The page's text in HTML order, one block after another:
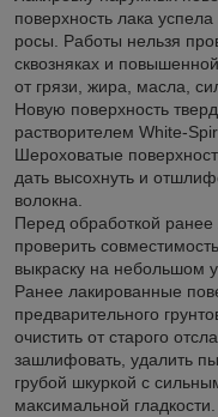
поверхность лака
росы. Работы нельзя
сквозняках и
от грязи, жира, масла,
Новую поверхность
растворителем White-
Шероховатые
дать высохнуть и
волокна.
Перед обработкой
проверить
выкраску на небольшом
Ранее лакированные
предварительного
очистить от старого
зашлифовать, удалить
грубой шкуркой с
максимальной